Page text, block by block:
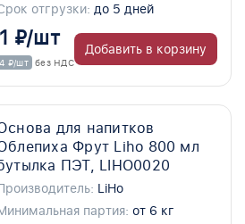
отгрузки: до 5 дней
₽/шт
₽/шт без НДС
Добавить в корзину
для напитков
Фрут Liho 800 мл
ПЭТ, LIHO0020
LiHo
партия: от 6 кг